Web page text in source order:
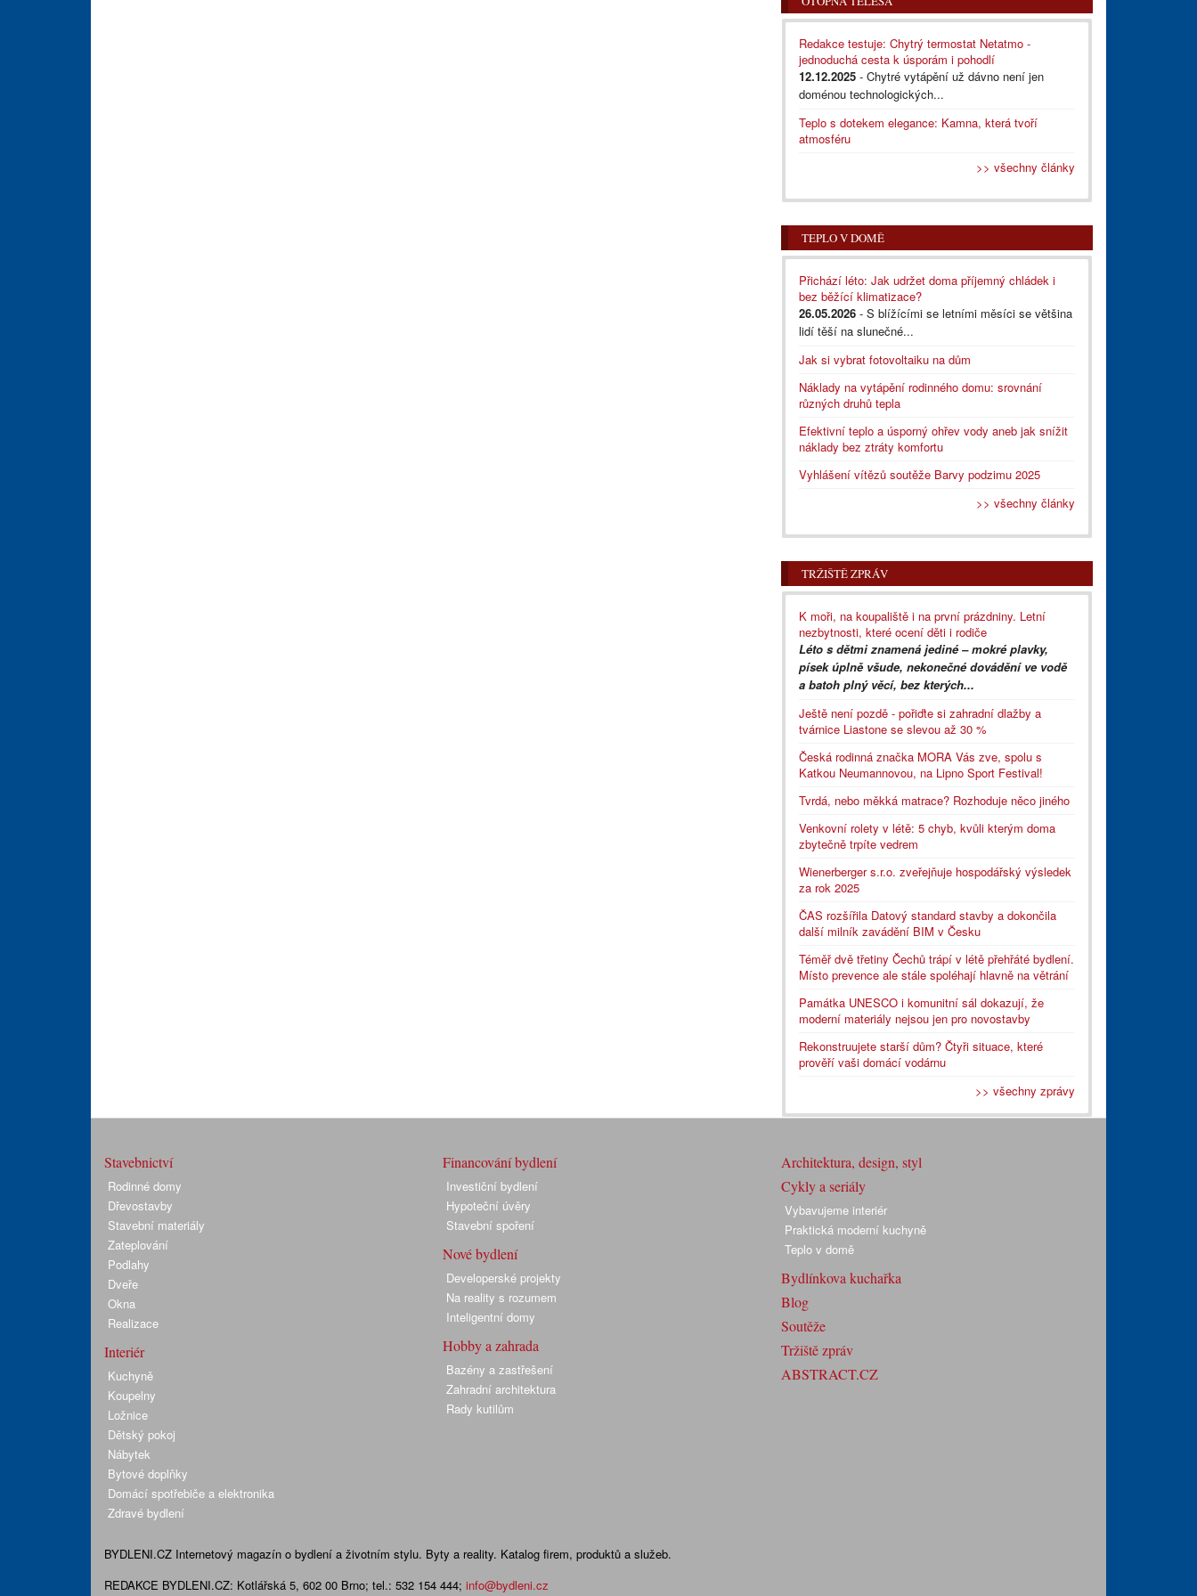
Redakce testuje: Chytrý termostat Netatmo -
jednoduchá cesta k úsporám i pohodlí
12.12.2025 - Chytré vytápění už dávno není jen
doménou technologických...
Teplo s dotekem elegance: Kamna, která tvoří
atmosféru
>> všechny články
TEPLO V DOMĚ
Přichází léto: Jak udržet doma příjemný chládek i
bez běžící klimatizace?
26.05.2026 - S blížícími se letními měsíci se většina
lidí těší na slunečné...
Jak si vybrat fotovoltaiku na dům
Náklady na vytápění rodinného domu: srovnání
různých druhů tepla
Efektivní teplo a úsporný ohřev vody aneb jak snížit
náklady bez ztráty komfortu
Vyhlášení vítězů soutěže Barvy podzimu 2025
>> všechny články
TRŽIŠTĚ ZPRÁV
K moři, na koupaliště i na první prázdniny. Letní
nezbytnosti, které ocení děti i rodiče
Léto s dětmi znamená jediné – mokré plavky,
písek úplně všude, nekonečné dovádění ve vodě
a batoh plný věcí, bez kterých...
Ještě není pozdě - pořiďte si zahradní dlažby a
tvárnice Liastone se slevou až 30 %
Česká rodinná značka MORA Vás zve, spolu s
Katkou Neumannovou, na Lipno Sport Festival!
Tvrdá, nebo měkká matrace? Rozhoduje něco jiného
Venkovní rolety v létě: 5 chyb, kvůli kterým doma
zbytečně trpíte vedrem
Wienerberger s.r.o. zveřejňuje hospodářský výsledek
za rok 2025
ČAS rozšířila Datový standard stavby a dokončila
další milník zavádění BIM v Česku
Téměř dvě třetiny Čechů trápí v létě přehřáté bydlení.
Místo prevence ale stále spoléhají hlavně na větrání
Památka UNESCO i komunitní sál dokazují, že
moderní materiály nejsou jen pro novostavby
Rekonstruujete starší dům? Čtyři situace, které
prověří vaši domácí vodárnu
>> všechny zprávy
Stavebnictví
Rodinné domy
Dřevostavby
Stavební materiály
Zateplování
Podlahy
Dveře
Okna
Realizace
Interiér
Kuchyně
Koupelny
Ložnice
Dětský pokoj
Nábytek
Bytové doplňky
Domácí spotřebiče a elektronika
Zdravé bydlení
Financování bydlení
Investiční bydlení
Hypoteční úvěry
Stavební spoření
Nové bydlení
Developerské projekty
Na reality s rozumem
Inteligentní domy
Hobby a zahrada
Bazény a zastřešení
Zahradní architektura
Rady kutilům
Architektura, design, styl
Cykly a seriály
Vybavujeme interiér
Praktická moderní kuchyně
Teplo v domě
Bydlínkova kuchařka
Blog
Soutěže
Tržiště zpráv
ABSTRACT.CZ
BYDLENI.CZ Internetový magazín o bydlení a životním stylu. Byty a reality. Katalog firem, produktů a služeb.
REDAKCE BYDLENI.CZ: Kotlářská 5, 602 00 Brno; tel.: 532 154 444; info@bydleni.cz